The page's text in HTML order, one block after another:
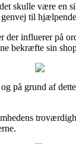
være en
til
influerer på
bekræfte sin
grund af